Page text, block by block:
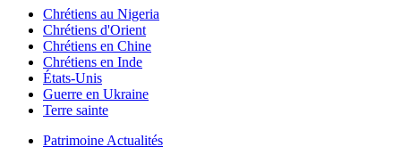
Chrétiens au Nigeria
Chrétiens d'Orient
Chrétiens en Chine
Chrétiens en Inde
États-Unis
Guerre en Ukraine
Terre sainte
Patrimoine Actualités